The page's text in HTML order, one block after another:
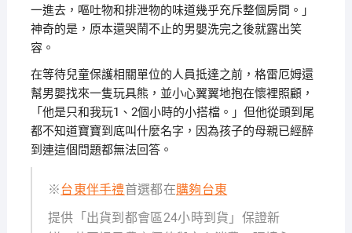
一進去，嘔吐物和排泄物的味道幾乎充斥整個房間。」
神奇的是，原本還哭鬧不止的男嬰洗完之後就露出笑
容。
在等待兒童保護相關單位的人員抵達之前，格雷厄姆還
幫男嬰找來一隻玩具熊，並小心翼翼地抱在懷裡照顧，
「他是只和我玩1、2個小時的小搭檔。」但他從頭到尾
都不知道寶寶到底叫什麼名字，因為孩子的母親已經醉
到連這個問題都無法回答。
※台東伴手禮首選都在購夠台東
提供「出貨到都會區24小時到貨」保證新